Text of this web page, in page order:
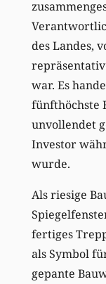
des Landes,
war. Es
fünfthöchste
unvollendet
Investor
wurde.
Als riesige
fertiges
als Symbol
gepante